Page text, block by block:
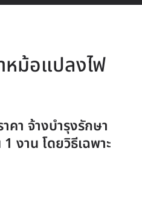
หม้อแปลงไฟ
คา จ้างบำรุงรักษา
งาน โดยวิธีเฉพาะ